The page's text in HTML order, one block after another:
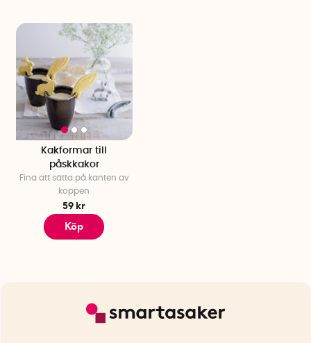
Kakformar till
påskkakor
Fina att sätta på kanten av
koppen
59 kr
Köp